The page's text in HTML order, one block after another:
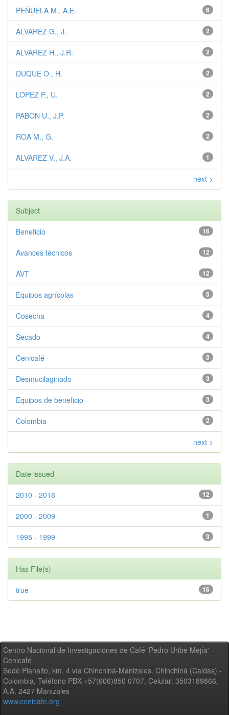
6
PEÑUELA M., A.E.
2
ALVAREZ G., J.
2
ALVAREZ H., J.R.
2
DUQUE O., H.
2
LOPEZ P., U.
2
PABON U., J.P.
2
ROA M., G.
1
ALVAREZ V., J.A.
next >
Subject
16
Beneficio
12
Avances técnicos
12
AVT
5
Equipos agrícolas
4
Cosecha
4
Secado
3
Cenicafé
3
Desmucilaginado
3
Equipos de beneficio
2
Colombia
next >
Date issued
12
2010 - 2018
1
2000 - 2009
3
1995 - 1999
Has File(s)
16
true
Centro Nacional de Investigaciones de Café 'Pedro Uribe Mejía' -
Cenicafé
Sede Planalto, km. 4 vía Chinchiná-Manizales. Chinchiná (Caldas) -
Colombia, Teléfono PBX +57(606)850 0707, Celular: 3503189866,
A.A. 2427 Manizales
www.cenicafe.org